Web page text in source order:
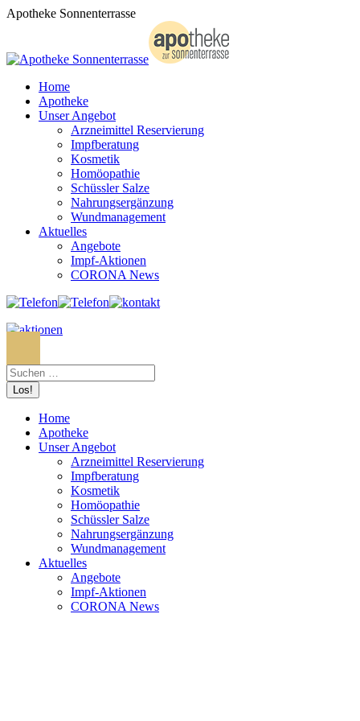
Zum
Apotheke Sonnenterrasse
Home
Apotheke
Unser Angebot
Arzneimittel Reservierung
Impfberatung
Kosmetik
Homöopathie
Schüssler Salze
Nahrungsergänzung
Wundmanagement
Aktuelles
Angebote
Impf-Aktionen
CORONA News
Home
Apotheke
Unser Angebot
Arzneimittel Reservierung
Impfberatung
Kosmetik
Homöopathie
Schüssler Salze
Nahrungsergänzung
Wundmanagement
Aktuelles
Angebote
Impf-Aktionen
CORONA News